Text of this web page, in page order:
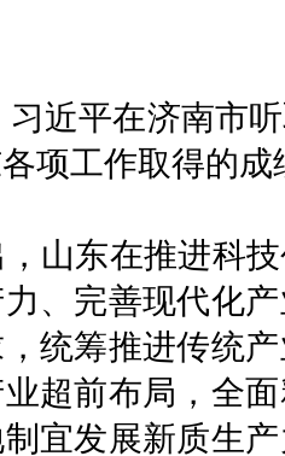
习近平在济南市
项工作取得的成
山东在推进科
、完善现代化
统筹推进传统
超前布局，全
宜发展新质生